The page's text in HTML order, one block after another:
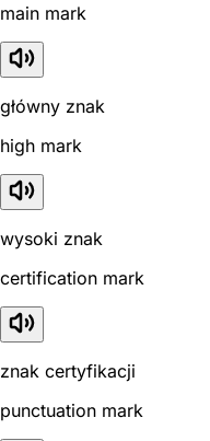
main mark
główny znak
high mark
wysoki znak
certification mark
znak certyfikacji
punctuation mark